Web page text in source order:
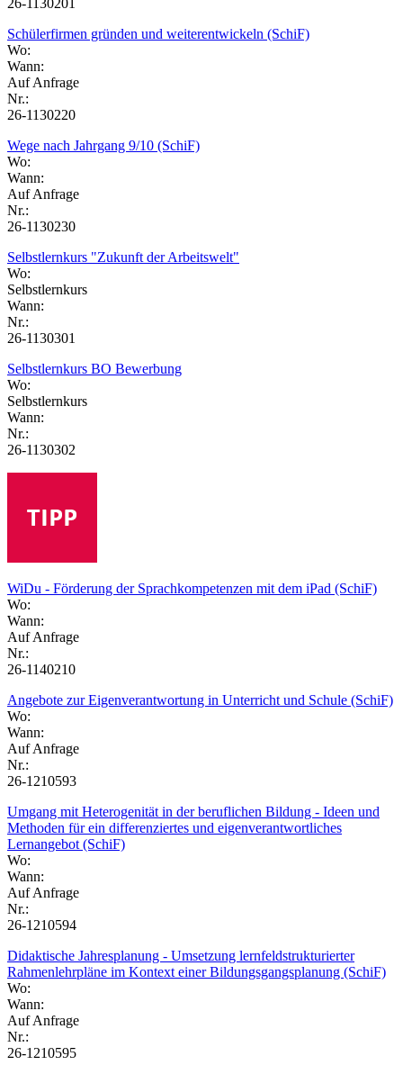
Schülerfirmen gründen und weiterentwickeln (SchiF)
Wo:
Wann:
Auf Anfrage
Nr.:
26-1130220
Wege nach Jahrgang 9/10 (SchiF)
Wo:
Wann:
Auf Anfrage
Nr.:
26-1130230
Selbstlernkurs "Zukunft der Arbeitswelt"
Wo:
Selbstlernkurs
Wann:
Nr.:
26-1130301
Selbstlernkurs BO Bewerbung
Wo:
Selbstlernkurs
Wann:
Nr.:
26-1130302
WiDu - Förderung der Sprachkompetenzen mit dem iPad (SchiF)
Wo:
Wann:
Auf Anfrage
Nr.:
26-1140210
Angebote zur Eigenverantwortung in Unterricht und Schule (SchiF)
Wo:
Wann:
Auf Anfrage
Nr.:
26-1210593
Umgang mit Heterogenität in der beruflichen Bildung - Ideen und
Methoden für ein differenziertes und eigenverantwortliches
Lernangebot (SchiF)
Wo:
Wann:
Auf Anfrage
Nr.:
26-1210594
Didaktische Jahresplanung - Umsetzung lernfeldstrukturierter
Rahmenlehrpläne im Kontext einer Bildungsgangsplanung (SchiF)
Wo:
Wann:
Auf Anfrage
Nr.:
26-1210595